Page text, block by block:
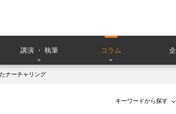
講演 ・ 執筆 コラム
ナーチャリング
キーワードから探す